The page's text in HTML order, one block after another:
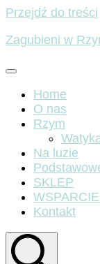
Przejdź do treści
Zagubieni w
Home
O nas
Rzym
Na luzie
SKLEP
Kontakt